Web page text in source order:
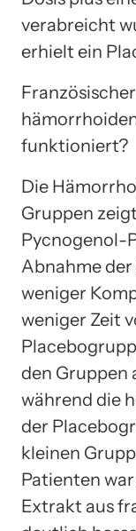
verabreicht
erhielt ein
funktioniert?
Die
Gruppen
Pycnogenol-
Abnahme
weniger
weniger Zeit
den Gruppen
während die
der
kleinen
Patienten
Extrakt aus